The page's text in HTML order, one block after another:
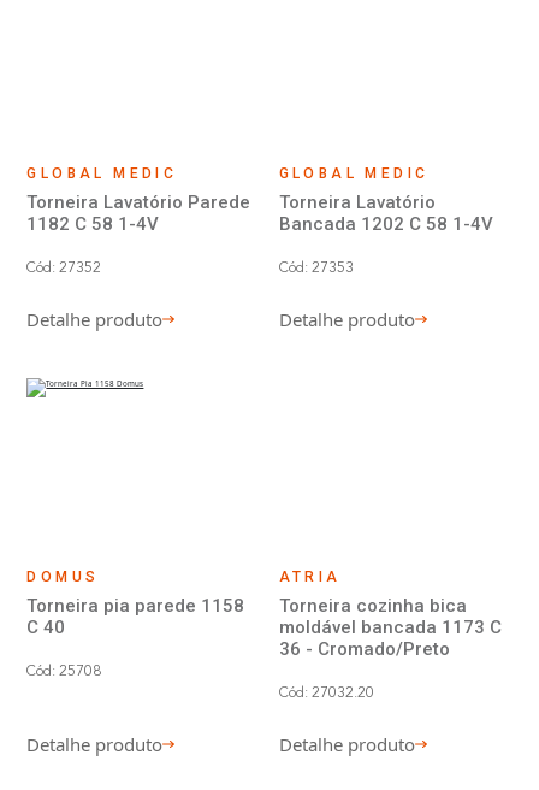
GLOBAL MEDIC
Torneira Lavatório Parede
1182 C 58 1-4V
Cód: 27352
Detalhe produto
GLOBAL MEDIC
Torneira Lavatório
Bancada 1202 C 58 1-4V
Cód: 27353
Detalhe produto
DOMUS
Torneira pia parede 1158
C 40
Cód: 25708
Detalhe produto
ATRIA
Torneira cozinha bica
moldável bancada 1173 C
36 - Cromado/Preto
Cód: 27032.20
Detalhe produto